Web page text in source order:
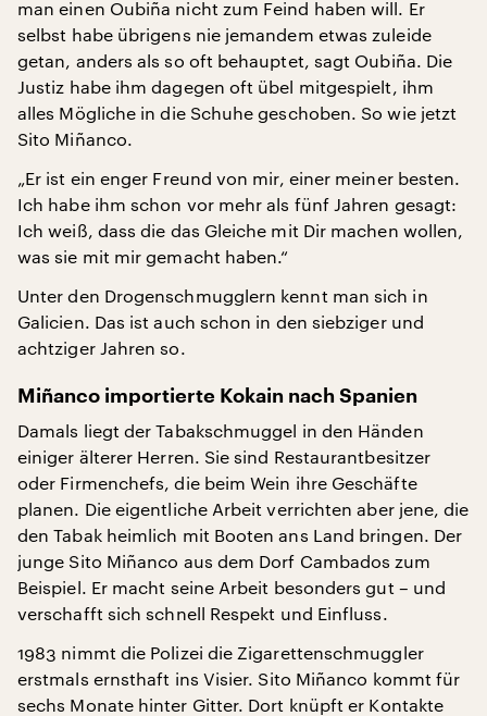
man einen Oubiña nicht zum Feind haben will. Er
selbst habe übrigens nie jemandem etwas zuleide
getan, anders als so oft behauptet, sagt Oubiña. Die
Justiz habe ihm dagegen oft übel mitgespielt, ihm
alles Mögliche in die Schuhe geschoben. So wie jetzt
Sito Miñanco.
„Er ist ein enger Freund von mir, einer meiner besten.
Ich habe ihm schon vor mehr als fünf Jahren gesagt:
Ich weiß, dass die das Gleiche mit Dir machen wollen,
was sie mit mir gemacht haben.“
Unter den Drogenschmugglern kennt man sich in
Galicien. Das ist auch schon in den siebziger und
achtziger Jahren so.
Miñanco importierte Kokain nach Spanien
Damals liegt der Tabakschmuggel in den Händen
einiger älterer Herren. Sie sind Restaurantbesitzer
oder Firmenchefs, die beim Wein ihre Geschäfte
planen. Die eigentliche Arbeit verrichten aber jene, die
den Tabak heimlich mit Booten ans Land bringen. Der
junge Sito Miñanco aus dem Dorf Cambados zum
Beispiel. Er macht seine Arbeit besonders gut – und
verschafft sich schnell Respekt und Einfluss.
1983 nimmt die Polizei die Zigarettenschmuggler
erstmals ernsthaft ins Visier. Sito Miñanco kommt für
sechs Monate hinter Gitter. Dort knüpft er Kontakte